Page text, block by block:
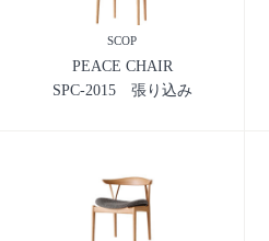
SCOP
PEACE CHAIR
SPC-2015 張り込み